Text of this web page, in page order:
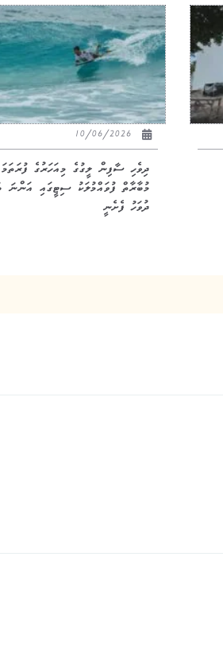
10/06/2026
ދިވެހި ސާފިން ލީގުގެ މިއަހަރުގެ ފުރަތަމަ
މުބާރާތް ފުވައްމުލަކު ސިޓީގައި އަންނަ
ދުވަހު ފެށެނީ